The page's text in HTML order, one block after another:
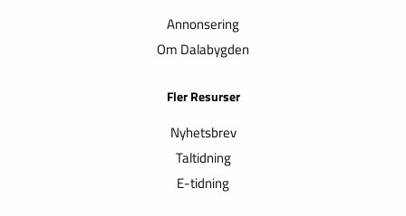
Annonsering
Om Dalabygden
Fler Resurser
Nyhetsbrev
Taltidning
E-tidning